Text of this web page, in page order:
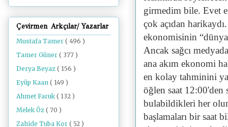
girmedim bile. Evet
çok açıdan
ekonomisinin
Ancak sağcı
ana akım ekonomi
en kolay tahminini
öğlen saat 12:00'den
bulabildikleri her
başlamaları bir saat
Çevirmen Arkçılar/ Yazarlar
Mustafa Tamer ( 496 )
Tamer Güner ( 377 )
Derya Beyaz ( 156 )
Eyüp Kaan ( 149 )
Ahmet Faruk ( 132 )
Melek Öz ( 70 )
Zahide Tuba Kor ( 52 )